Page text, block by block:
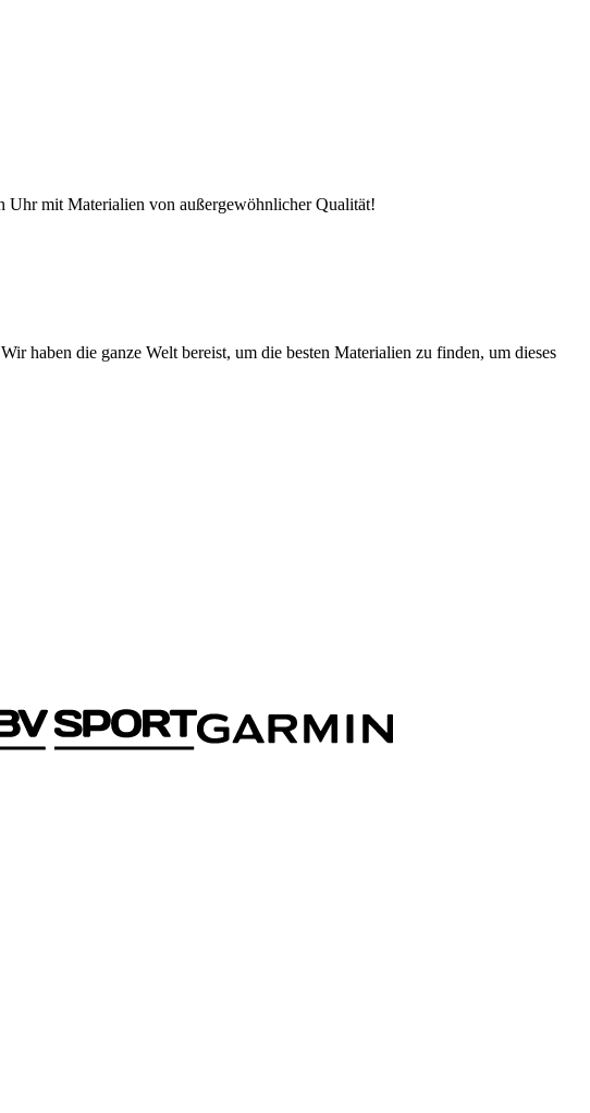
Uhr mit Materialien von außergewöhnlicher Qualität!
haben die ganze Welt bereist, um die besten Materialien zu finden, um dieses